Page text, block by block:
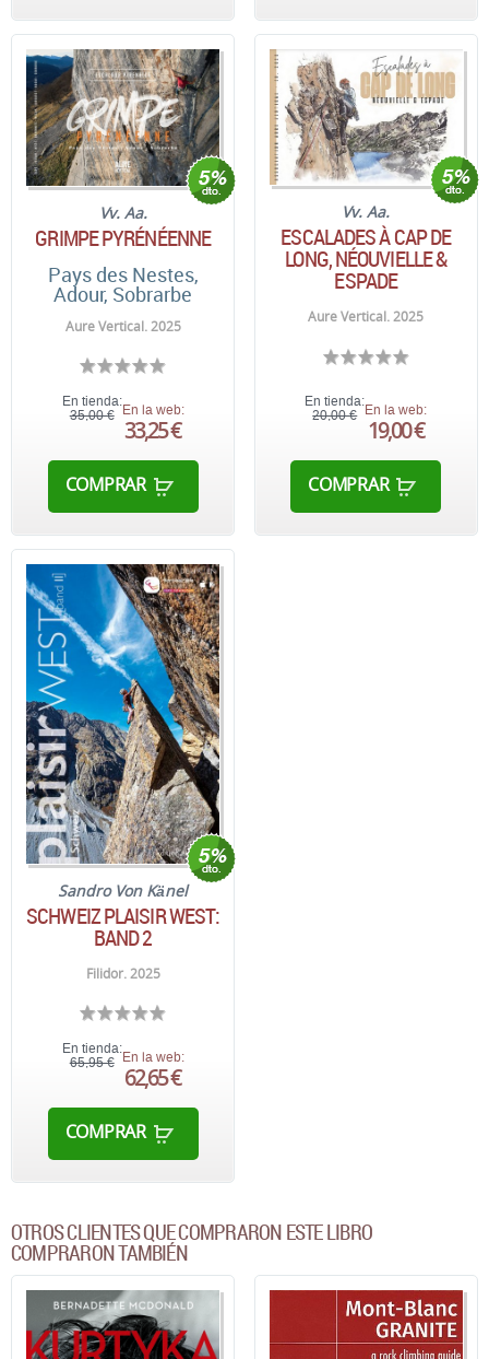
Vv. Aa.
GRIMPE PYRÉNÉENNE
Pays des Nestes,
Adour, Sobrarbe
Aure Vertical. 2025
En tienda:
35,00 € En la web:
33,25 €
COMPRAR
Vv. Aa.
ESCALADES À CAP DE
LONG, NÉOUVIELLE &
ESPADE
Aure Vertical. 2025
En tienda:
20,00 €
En la web:
19,00 €
COMPRAR
Sandro Von Känel
SCHWEIZ PLAISIR WEST:
BAND 2
Filidor. 2025
En tienda:
65,95 € En la web:
62,65 €
COMPRAR
OTROS CLIENTES QUE COMPRARON ESTE LIBRO
COMPRARON TAMBIÉN